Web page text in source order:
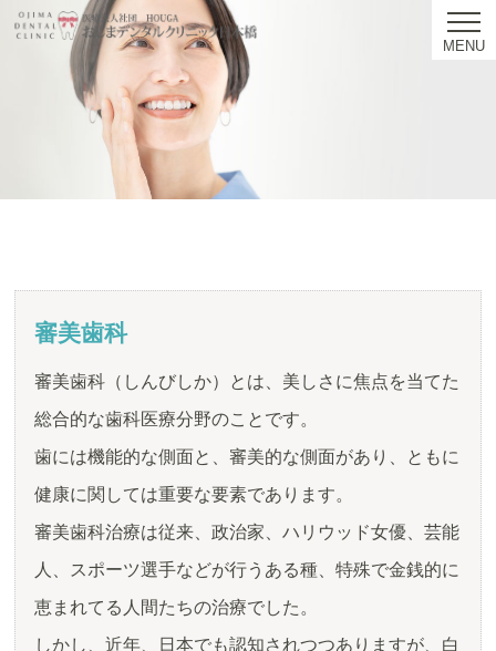
MENU
審美歯科
審美歯科（しんびしか）とは、美しさに焦点を当てた
総合的な歯科医療分野のことです。
歯には機能的な側面と、審美的な側面があり、ともに
健康に関しては重要な要素であります。
審美歯科治療は従来、政治家、ハリウッド女優、芸能
人、スポーツ選手などが行うある種、特殊で金銭的に
恵まれてる人間たちの治療でした。
しかし、近年、日本でも認知されつつありますが、白